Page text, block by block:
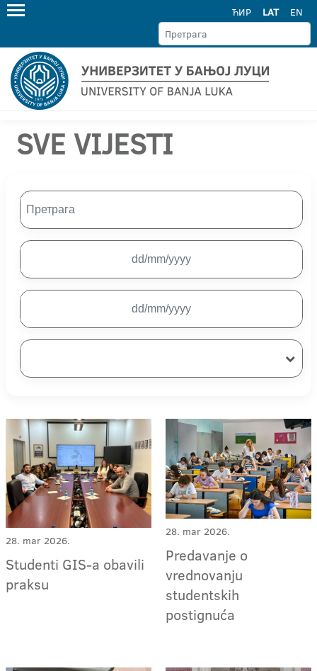
ЋИР LAT EN
SVE VIJESTI
28. mar 2026.
Studenti GIS-a obavili
praksu
28. mar 2026.
Predavanje o
vrednovanju
studentskih
postignuća